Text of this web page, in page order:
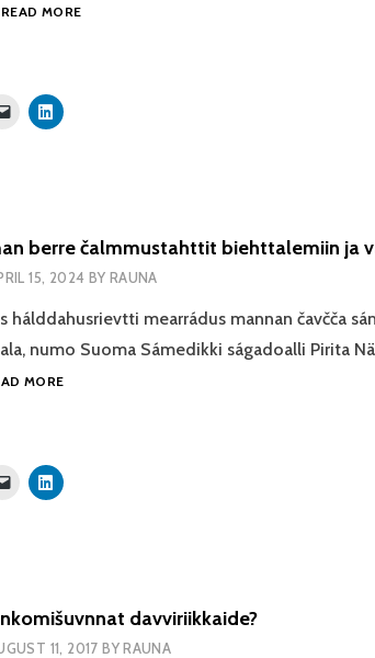
READ MOREMANNE
berre čalmmustahttit biehttalemiin ja
15, 2024 BY RAUNA
hálddahusrievtti mearrádus mannan čavčča
numo Suoma Sámedikki ságadoalli Pirita
MORESKANDÁLA
JA
davviriikkaide?
11, 2017 BYRAUNA